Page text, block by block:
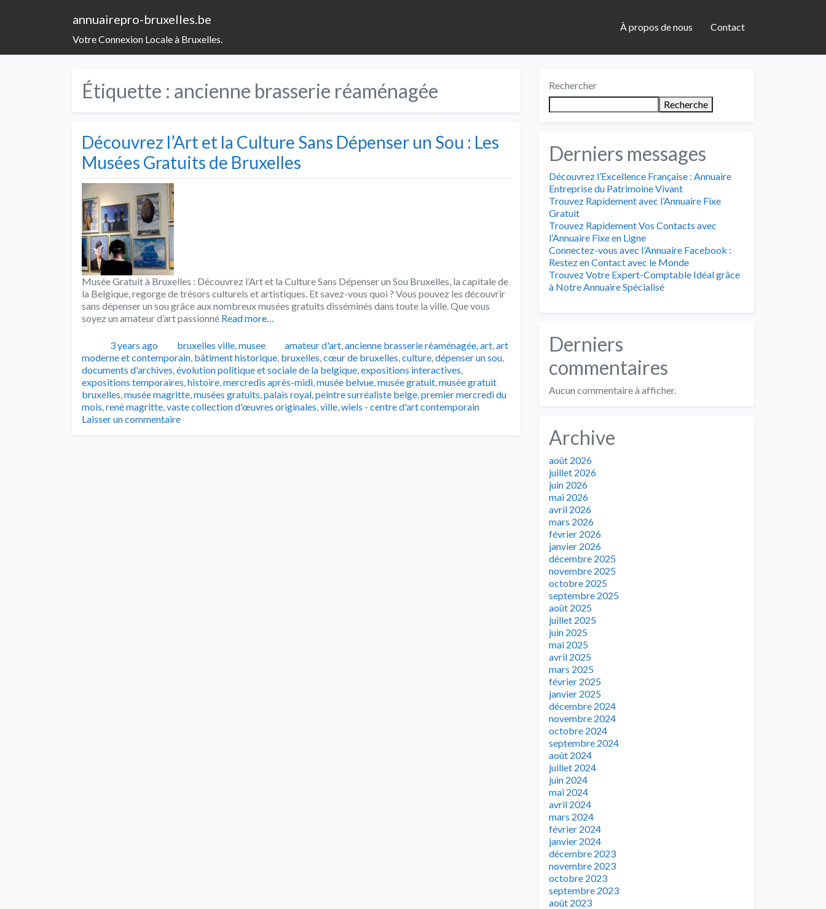
annuairepro-bruxelles.be
Votre Connexion Locale à Bruxelles.
À propos de nous Contact
Étiquette : ancienne brasserie réaménagée
Découvrez l’Art et la Culture Sans Dépenser un Sou : Les
Musées Gratuits de Bruxelles
Musée Gratuit à Bruxelles : Découvrez l’Art et la Culture Sans Dépenser un Sou Bruxelles, la capitale de
la Belgique, regorge de trésors culturels et artistiques. Et savez-vous quoi ? Vous pouvez les découvrir
sans dépenser un sou grâce aux nombreux musées gratuits disséminés dans toute la ville. Que vous
soyez un amateur d’art passionné Read more…
Publié3 years ago Catégories
bruxelles ville,musee Tags
amateur d'art,ancienne brasserie réaménagée,art,art
moderne et contemporain, bâtiment historique, bruxelles,cœur de bruxelles,culture,dépenser un sou,
documents d'archives,évolution politique et sociale de la belgique,expositions interactives,
expositions temporaires,histoire,mercredis après-midi,musée belvue,musée gratuit,musée gratuit
bruxelles,musée magritte,musées gratuits,palais royal,peintre surréaliste belge,premier mercredi du
mois,rené magritte,vaste collection d'œuvres originales,ville,wiels - centre d'art contemporain
Laisser un commentaire
Rechercher
Recherche
Derniers messages
Découvrez l’Excellence Française : Annuaire
Entreprise du Patrimoine Vivant
Trouvez Rapidement avec l’Annuaire Fixe
Gratuit
Trouvez Rapidement Vos Contacts avec
l’Annuaire Fixe en Ligne
Connectez-vous avec l’Annuaire Facebook :
Restez en Contact avec le Monde
Trouvez Votre Expert-Comptable Idéal grâce
à Notre Annuaire Spécialisé
Derniers
commentaires
Aucun commentaire à afficher.
Archive
août 2026
juillet 2026
juin 2026
mai 2026
avril 2026
mars 2026
février 2026
janvier 2026
décembre 2025
novembre 2025
octobre 2025
septembre 2025
août 2025
juillet 2025
juin 2025
mai 2025
avril 2025
mars 2025
février 2025
janvier 2025
décembre 2024
novembre 2024
octobre 2024
septembre 2024
août 2024
juillet 2024
juin 2024
mai 2024
avril 2024
mars 2024
février 2024
janvier 2024
décembre 2023
novembre 2023
octobre 2023
septembre 2023
août 2023